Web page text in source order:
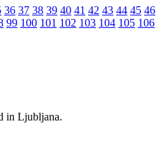
36 37 38 39 40 41 42 43 44 45 46
99 100 101 102 103 104 105 106
in Ljubljana.